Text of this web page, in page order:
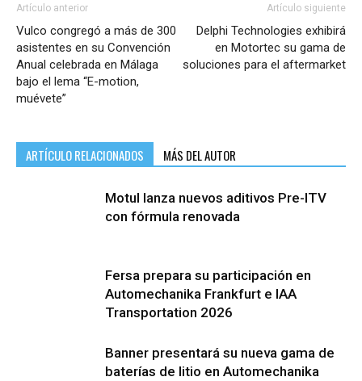
Artículo anterior
Vulco congregó a más de 300
asistentes en su Convención
Anual celebrada en Málaga
bajo el lema “E-motion,
muévete”
Artículo siguiente
Delphi Technologies exhibirá
en Motortec su gama de
soluciones para el aftermarket
ARTÍCULO RELACIONADOS MÁS DEL AUTOR
Motul lanza nuevos aditivos Pre-ITV
con fórmula renovada
Fersa prepara su participación en
Automechanika Frankfurt e IAA
Transportation 2026
Banner presentará su nueva gama de
baterías de litio en Automechanika